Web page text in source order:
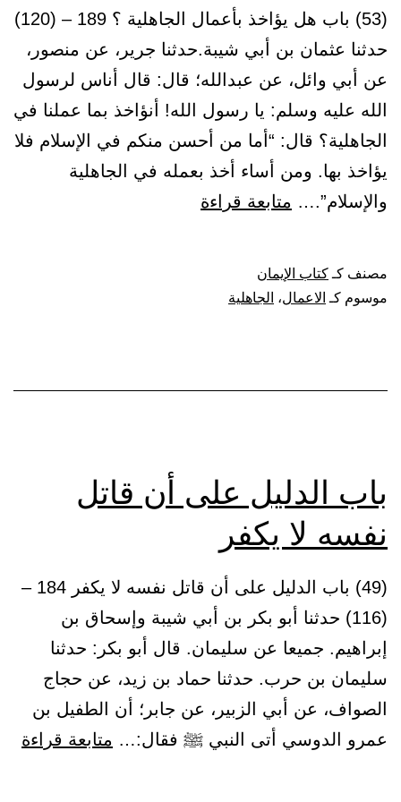
(53) باب هل يؤاخذ بأعمال الجاهلية ؟ 189 – (120)
حدثنا عثمان بن أبي شيبة.حدثنا جرير، عن منصور،
عن أبي وائل، عن عبدالله؛ قال: قال أناس لرسول
الله عليه وسلم: يا رسول الله! أنؤاخذ بما عملنا في
الجاهلية؟ قال: “أما من أحسن منكم في الإسلام فلا
يؤاخذ بها. ومن أساء أخذ بعمله في الجاهلية
والإسلام”.… متابعة قراءة
مصنف كـكتاب الإيمان
موسوم كـ الاعمال، الجاهلية
باب الدليل على أن قاتل
نفسه لا يكفر
(49) باب الدليل على أن قاتل نفسه لا يكفر 184 –
(116) حدثنا أبو بكر بن أبي شيبة وإسحاق بن
إبراهيم. جميعا عن سليمان. قال أبو بكر: حدثنا
سليمان بن حرب. حدثنا حماد بن زيد، عن حجاج
الصواف، عن أبي الزبير، عن جابر؛ أن الطفيل بن
عمرو الدوسي أتى النبي ﷺ فقال:… متابعة قراءة